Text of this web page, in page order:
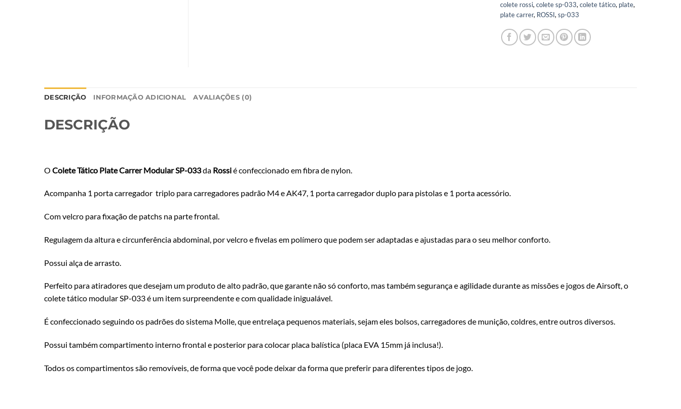
colete rossi, colete sp-033, colete tático, plate,
plate carrer, ROSSI, sp-033
DESCRIÇÃO INFORMAÇÃO ADICIONAL AVALIAÇÕES (0)
DESCRIÇÃO
O Colete Tático Plate Carrer Modular SP-033da Rossié confeccionado em fibra de nylon.
Acompanha 1 porta carregador triplo para carregadores padrão M4 e AK47, 1 porta carregador duplo para pistolas e 1 porta acessório.
Com velcro para fixação de patchs na parte frontal.
Regulagem da altura e circunferência abdominal, por velcro e fivelas em polímero que podem ser adaptadas e ajustadas para o seu melhor conforto.
Possui alça de arrasto.
Perfeito para atiradores que desejam um produto de alto padrão, que garante não só conforto, mas também segurança e agilidade durante as missões e jogos de Airsoft, o
colete tático modular SP-033 é um item surpreendente e com qualidade inigualável.
É confeccionado seguindo os padrões do sistema Molle, que entrelaça pequenos materiais, sejam eles bolsos, carregadores de munição, coldres, entre outros diversos.
Possui também compartimento interno frontal e posterior para colocar placa balística (placa EVA 15mm já inclusa!).
Todos os compartimentos são removíveis, de forma que você pode deixar da forma que preferir para diferentes tipos de jogo.